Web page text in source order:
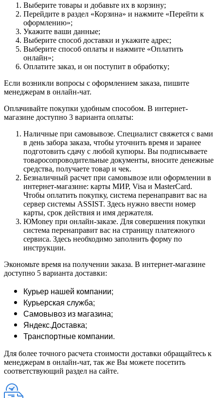
Выберите товары и добавьте их в корзину;
Перейдите в раздел «Корзина» и нажмите «Перейти к
оформлению»;
Укажите ваши данные;
Выберите способ доставки и укажите адрес;
Выберите способ оплаты и нажмите «Оплатить
онлайн»;
Оплатите заказ, и он поступит в обработку;
Если возникли вопросы с оформлением заказа, пишите
менеджерам в онлайн-чат.
Оплачивайте покупки удобным способом. В интернет-
магазине доступно 3 варианта оплаты:
Наличные при самовывозе. Специалист свяжется с вами
в день забора заказа, чтобы уточнить время и заранее
подготовить сдачу с любой купюры. Вы подписываете
товаросопроводительные документы, вносите денежные
средства, получаете товар и чек.
Безналичный расчет при самовывозе или оформлении в
интернет-магазине: карты МИР, Visa и MasterCard.
Чтобы оплатить покупку, система перенаправит вас на
сервер системы ASSIST. Здесь нужно ввести номер
карты, срок действия и имя держателя.
ЮMoney при онлайн-заказе. Для совершения покупки
система перенаправит вас на страницу платежного
сервиса. Здесь необходимо заполнить форму по
инструкции.
Экономьте время на получении заказа. В интернет-магазине
доступно 5 варианта доставки:
Курьер нашей компании;
Курьерская служба;
Самовывоз из магазина;
Яндекс.Доставка;
Транспортные компании.
Для более точного расчета стоимости доставки обращайтесь к
менеджерам в онлайн-чат, так же Вы можете посетить
соответствующий раздел на сайте.